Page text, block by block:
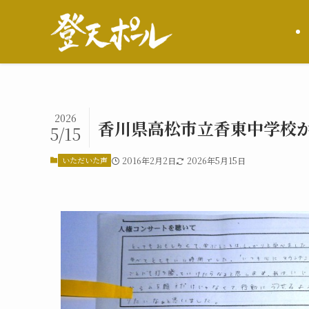
香川県高松市立香東中学校
2026
5/15
いただいた声 2016年2月2日 2026年5月15日